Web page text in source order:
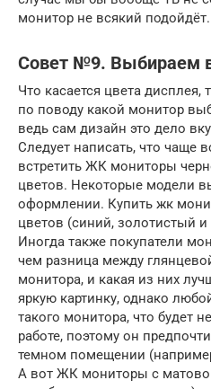
монитор не всякий подойдёт.
Совет №9. Выбираем
Что касается цвета
по поводу какой монитор
ведь сам дизайн это дело
Следует написать, что чаще
встретить ЖК мониторы
цветов. Некоторые модели
оформлении. Купить жк
цветов (синий, золотистый
Иногда также покупатели
чем разница между
монитора, и какая из них
яркую картинку, однако
такого монитора, что будет
работе, поэтому он
темном помещении
А вот ЖК мониторы с